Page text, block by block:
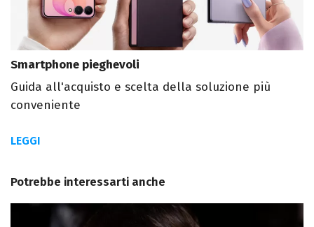
Smartphone pieghevoli
Guida all'acquisto e scelta della soluzione più
conveniente
LEGGI
Potrebbe interessarti anche